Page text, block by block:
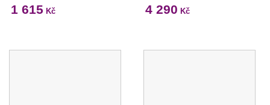
1 615 Kč 4 290 Kč